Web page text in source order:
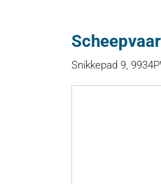
Snikkepad 9,